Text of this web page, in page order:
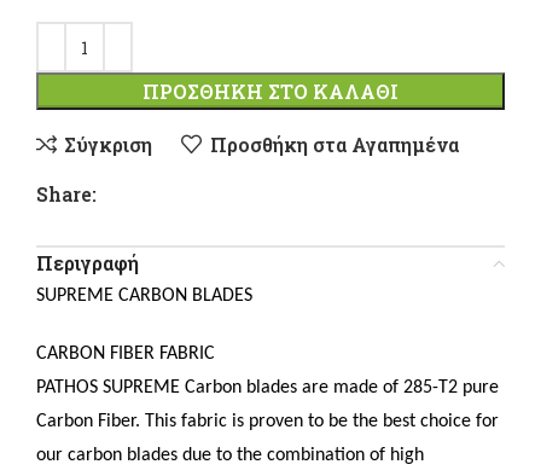
ΠΡΟΣΘΉΚΗ ΣΤΟ ΚΑΛΆΘΙ
Σύγκριση
Προσθήκη στα Αγαπημένα
Share:
Περιγραφή
SUPREME CARBON BLADES
CARBON FIBER FABRIC
PATHOS SUPREME Carbon blades are made of 285-T2 pure
Carbon Fiber. This fabric is proven to be the best choice for
our carbon blades due to the combination of high